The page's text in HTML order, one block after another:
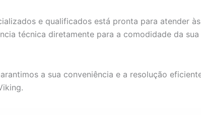
e qualificados está pronta para atender
técnica diretamente para a comodidade da
a sua conveniência e a resolução